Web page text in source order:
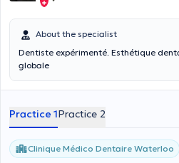
About the specialist
Dentiste expérimenté. Esthétique
globale
Practice 1Practice 2
Clinique Médico Dentaire Waterloo